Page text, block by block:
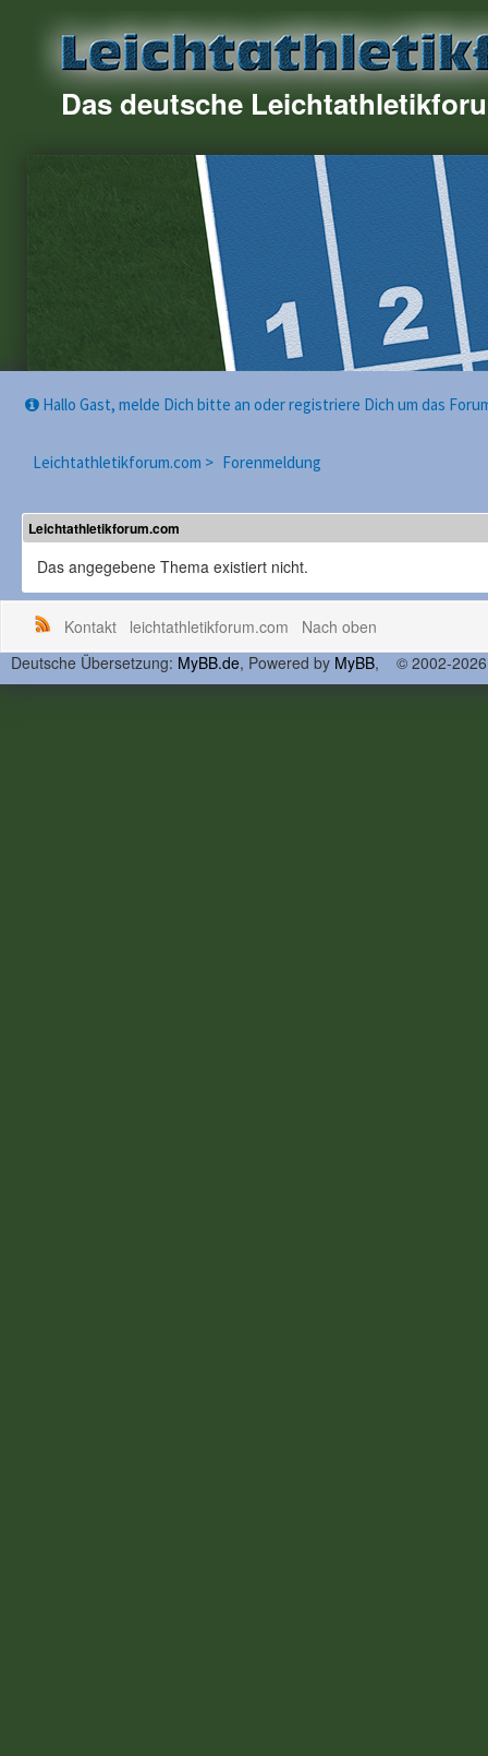
Das deutsche
Hallo Gast, melde Dich bitte an oder registriere Dich um das
Leichtathletikforum.com > Forenmeldung
Leichtathletikforum.com
Das angegebene Thema existiert nicht.
Kontakt leichtathletikforum.com
Nach oben
Deutsche Übersetzung: MyBB.de, Powered by MyBB, © 2002-